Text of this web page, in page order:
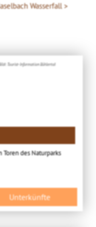
Wasserfall
Tourist-Information Bühlertal
des Naturparks
Unterkünfte